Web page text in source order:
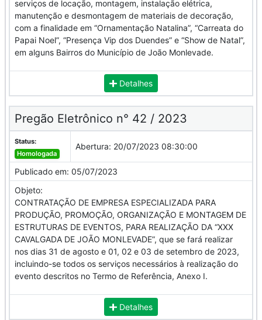
serviços de locação, montagem, instalação elétrica,
manutenção e desmontagem de materiais de decoração,
com a finalidade em “Ornamentação Natalina”, “Carreata do
Papai Noel”, “Presença Vip dos Duendes” e “Show de Natal”,
em alguns Bairros do Município de João Monlevade.
Detalhes
Pregão Eletrônico n° 42 / 2023
Status:
Homologada
Abertura: 20/07/2023 08:30:00
Publicado em: 05/07/2023
Objeto:
CONTRATAÇÃO DE EMPRESA ESPECIALIZADA PARA
PRODUÇÃO, PROMOÇÃO, ORGANIZAÇÃO E MONTAGEM DE
ESTRUTURAS DE EVENTOS, PARA REALIZAÇÃO DA “XXX
CAVALGADA DE JOÃO MONLEVADE”, que se fará realizar
nos dias 31 de agosto e 01, 02 e 03 de setembro de 2023,
incluindo-se todos os serviços necessários à realização do
evento descritos no Termo de Referência, Anexo I.
Detalhes